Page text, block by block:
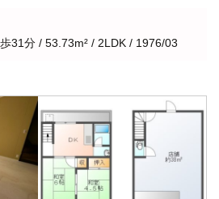
31分 / 53.73m² / 2LDK / 1976/03